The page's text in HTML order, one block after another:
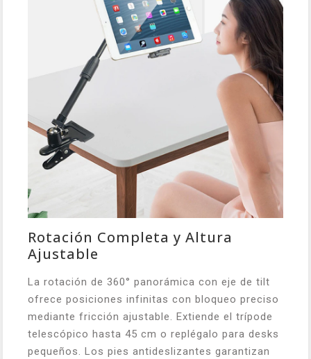
Rotación Completa y Altura
Ajustable
La rotación de 360° panorámica con eje de tilt
ofrece posiciones infinitas con bloqueo preciso
mediante fricción ajustable. Extiende el trípode
telescópico hasta 45 cm o replégalo para desks
pequeños. Los pies antideslizantes garantizan